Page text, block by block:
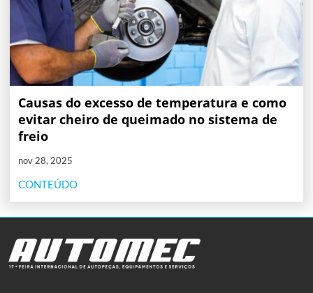
Causas do excesso de temperatura e como
evitar cheiro de queimado no sistema de
freio
nov 28, 2025
CONTEÚDO